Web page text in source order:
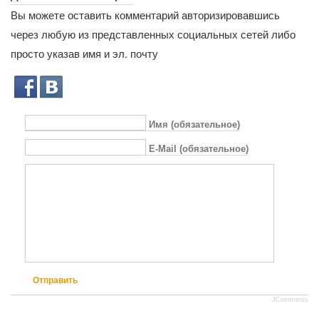
Вы можете оставить комментарий авторизировавшись
через любую из представленных социальных сетей либо
просто указав имя и эл. почту
Имя (обязательное)
E-Mail (обязательное)
Отправить
JComments